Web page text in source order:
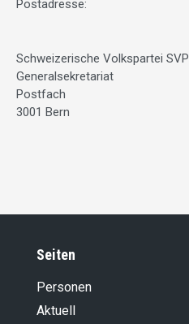
Postadresse:
Schweizerische Volkspartei SVP
Generalsekretariat
Postfach
3001 Bern
Seiten
Personen
Aktuell